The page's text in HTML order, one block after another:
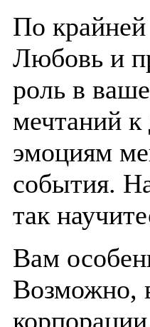
По
Любовь и
роль в
мечтаний
эмоциям
события.
так
Вам
Возможно,